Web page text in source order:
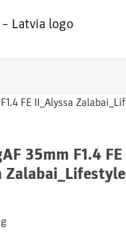
35mm F1.4 FE
Zalabai_Lifestyle